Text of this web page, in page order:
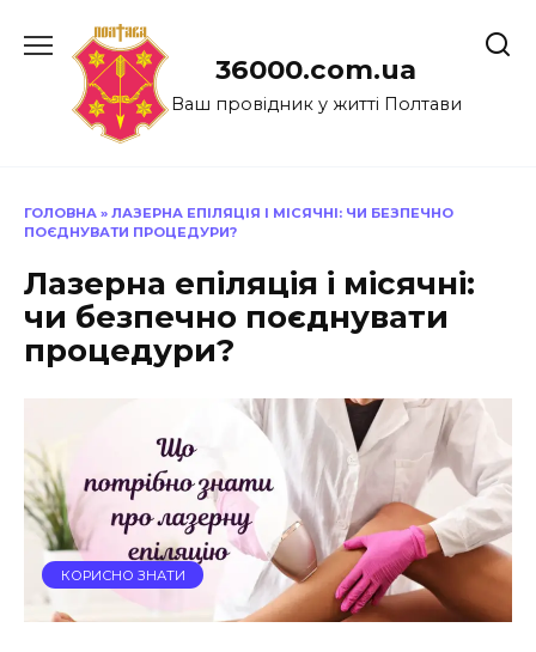
до
36000.com.ua
Ваш провідник у житті Полтави
ГОЛОВНА » ЛАЗЕРНА ЕПІЛЯЦІЯ І МІСЯЧНІ: ЧИ БЕЗПЕЧНО
ПОЄДНУВАТИ ПРОЦЕДУРИ?
Лазерна епіляція і місячні:
чи безпечно поєднувати
процедури?
КОРИСНО ЗНАТИ